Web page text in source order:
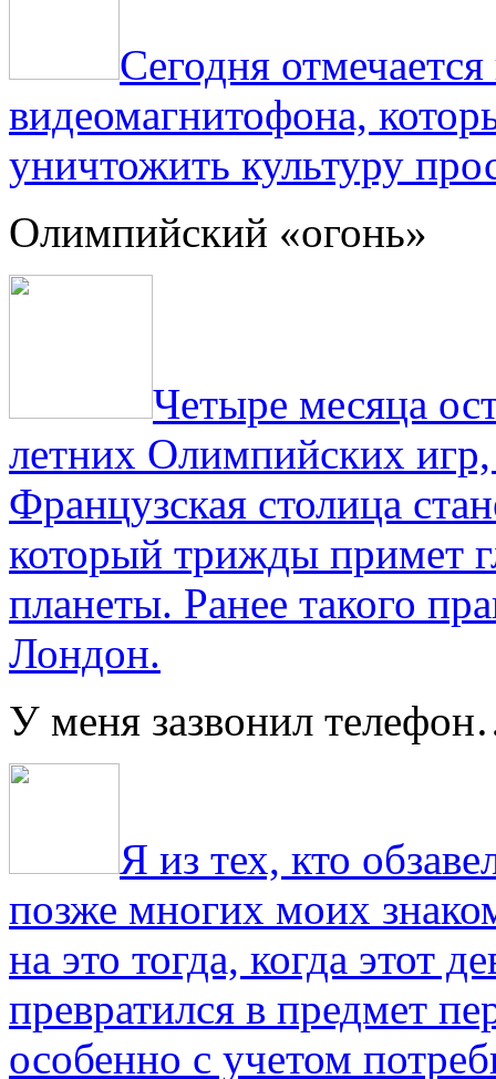
Сегодня
видеомагнитофона,
уничтожить культуру
Олимпийский «огонь»
Четыре месяца
летних Олимпийских
Французская столица
который трижды примет
планеты. Ранее такого
Лондон.
У меня зазвонил
Я из тех, кто
позже многих моих
на это тогда, когда этот
превратился в предмет
особенно с учетом